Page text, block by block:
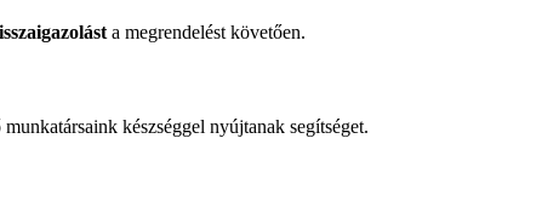
a megrendelést követően.
készséggel nyújtanak segítséget.